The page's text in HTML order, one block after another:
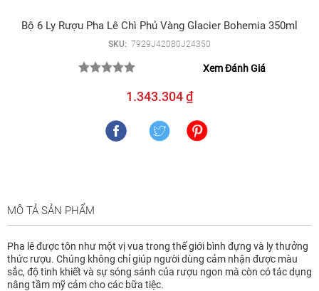
Bộ 6 Ly Rượu Pha Lê Chì Phủ Vàng Glacier Bohemia 350ml
SKU: 7929J42080J24350
Xem Đánh Giá
1.343.304 ₫
MÔ TẢ SẢN PHẨM
Pha lê được tôn như một vị vua trong thế giới bình đựng và ly thưởng
thức rượu. Chúng không chỉ giúp người dùng cảm nhận được màu
sắc, độ tinh khiết và sự sóng sánh của rượu ngon mà còn có tác dụng
nâng tầm mỹ cảm cho các bữa tiệc.